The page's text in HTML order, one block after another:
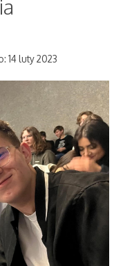
14 luty 2023